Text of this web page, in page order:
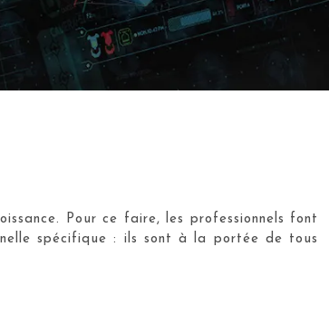
Pour ce faire, les professionnels font
spécifique : ils sont à la portée de tous